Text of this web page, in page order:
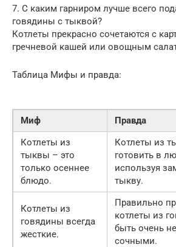
7. С каким гарниром лучше всего
говядины с тыквой?
Котлеты прекрасно сочетаются с
гречневой кашей или овощным
Таблица Мифы и правда:
Миф
Правда
Котлеты из
тыквы – это
только осеннее
блюдо.
Котлеты из
готовить в
используя
тыкву.
Котлеты из
говядины всегда
жесткие.
Правильно
котлеты из
быть очень
сочными.